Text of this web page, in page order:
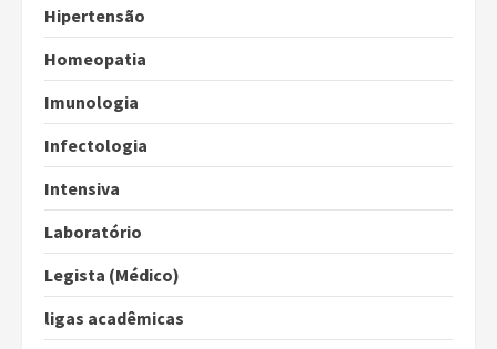
Hipertensão
Homeopatia
Imunologia
Infectologia
Intensiva
Laboratório
Legista (Médico)
ligas acadêmicas